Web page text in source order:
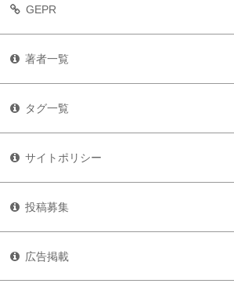
GEPR
著者一覧
タグ一覧
サイトポリシー
投稿募集
広告掲載